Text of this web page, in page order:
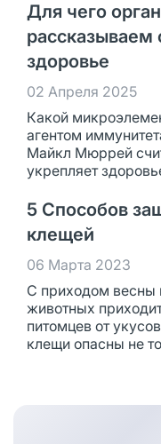
Для чего
рассказываем
здоровье
02 Апреля 2025
Какой
агентом
Майкл Мюррей
укрепляет
5 Способов
клещей
06 Марта 2023
С приходом весны
животных
питомцев от
клещи опасны не